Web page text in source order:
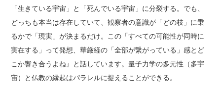
「生きている宇宙」と「死んでいる宇宙」に分裂する。でも、
どっちも本当は存在していて、観察者の意識が「どの枝」に乗
るかで「現実」が決まるだけ。この「すべての可能性が同時に
実在する」って発想、華厳経の「全部が繋がっている」感とど
こか響き合うよね』と話しています。量子力学の多元性（多宇
宙）と仏教の縁起はパラレルに捉えることができる。